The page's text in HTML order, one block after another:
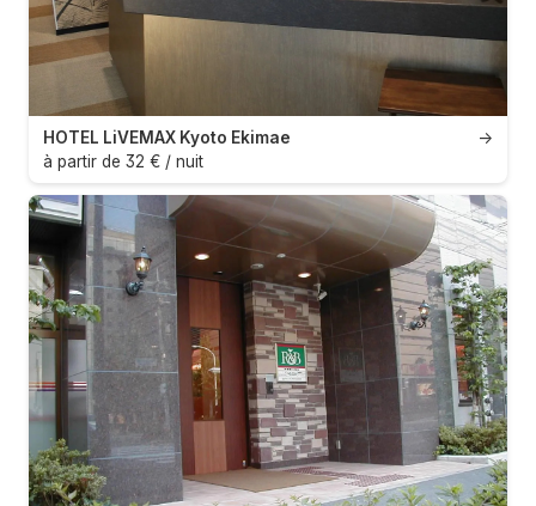
→
HOTEL LiVEMAX Kyoto Ekimae
à partir de 32 € / nuit